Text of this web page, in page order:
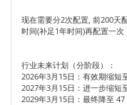
现在需要分2次配置, 前200天
时间(补足1年时间)再配置一次
行业未来计划‌（分阶段）：
‌2026年3月15日‌：有效期缩短
‌2027年3月15日‌：进一步缩短
‌2029年3月15日‌：最终降至 ‌47